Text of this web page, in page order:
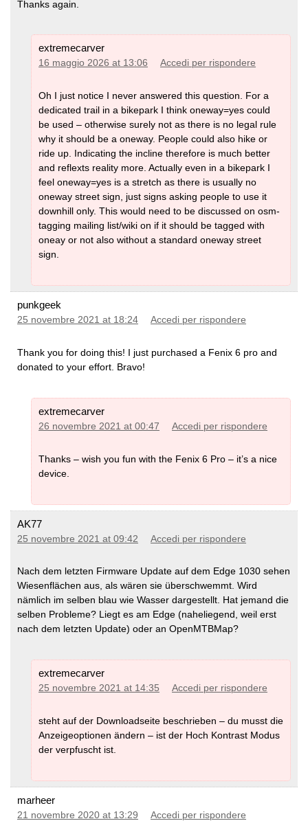
Thanks again.
extremecarver
16 maggio 2026 at 13:06 Accedi per rispondere
Oh I just notice I never answered this question. For a
dedicated trail in a bikepark I think oneway=yes could
be used – otherwise surely not as there is no legal rule
why it should be a oneway. People could also hike or
ride up. Indicating the incline therefore is much better
and reflexts reality more. Actually even in a bikepark I
feel oneway=yes is a stretch as there is usually no
oneway street sign, just signs asking people to use it
downhill only. This would need to be discussed on osm-
tagging mailing list/wiki on if it should be tagged with
oneay or not also without a standard oneway street
sign.
punkgeek
25 novembre 2021 at 18:24 Accedi per rispondere
Thank you for doing this! I just purchased a Fenix 6 pro and
donated to your effort. Bravo!
extremecarver
26 novembre 2021 at 00:47 Accedi per rispondere
Thanks – wish you fun with the Fenix 6 Pro – it’s a nice
device.
AK77
25 novembre 2021 at 09:42 Accedi per rispondere
Nach dem letzten Firmware Update auf dem Edge 1030 sehen
Wiesenflächen aus, als wären sie überschwemmt. Wird
nämlich im selben blau wie Wasser dargestellt. Hat jemand die
selben Probleme? Liegt es am Edge (naheliegend, weil erst
nach dem letzten Update) oder an OpenMTBMap?
extremecarver
25 novembre 2021 at 14:35 Accedi per rispondere
steht auf der Downloadseite beschrieben – du musst die
Anzeigeoptionen ändern – ist der Hoch Kontrast Modus
der verpfuscht ist.
marheer
21 novembre 2020 at 13:29 Accedi per rispondere